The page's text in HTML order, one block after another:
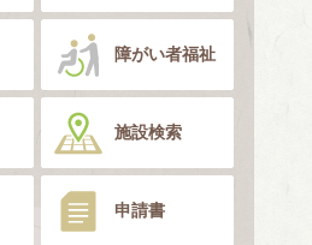
障がい者福祉
施設検索
申請書